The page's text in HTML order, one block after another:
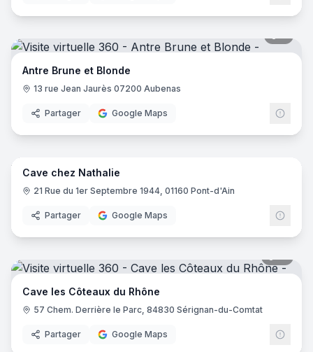
Antre Brune et Blonde
13 rue Jean Jaurès 07200 Aubenas
Partager Google Maps
9
Cave chez Nathalie
21 Rue du 1er Septembre 1944, 01160 Pont-d'Ain
Partager Google Maps
Cave les Côteaux du Rhône
57 Chem. Derrière le Parc, 84830 Sérignan-du-Comtat
Partager Google Maps